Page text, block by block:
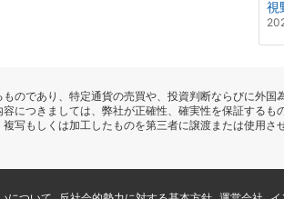
視
であり、特定通貨の売買や、投資判断ならびに外国
つきましては、弊社が正確性、確実性を保証する
写もしくは加工したものを第三者に譲渡または使用